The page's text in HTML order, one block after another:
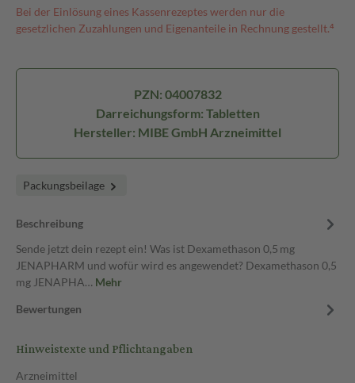
Bei der Einlösung eines Kassenrezeptes werden nur die
gesetzlichen Zuzahlungen und Eigenanteile in Rechnung gestellt.⁴
PZN: 04007832
Darreichungsform: Tabletten
Hersteller: MIBE GmbH Arzneimittel
Packungsbeilage
Beschreibung
Sende jetzt dein rezept ein! Was ist Dexamethason 0,5 mg
JENAPHARM und wofür wird es angewendet? Dexamethason 0,5
mg JENAPHA… Mehr
Bewertungen
Hinweistexte und Pflichtangaben
Arzneimittel